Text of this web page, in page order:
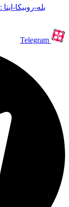
بله-روبیکا-ایتا : 09033191555
Telegram